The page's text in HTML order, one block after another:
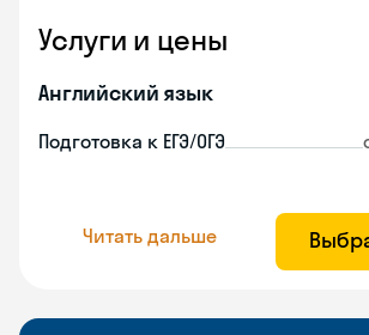
Услуги и цены
Английский язык
Подготовка к ЕГЭ/ОГЭ
Читать дальше